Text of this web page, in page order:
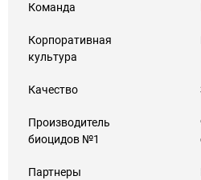
Команда
Корпоративная
культура
Качество
Производитель
биоцидов №1
Партнеры